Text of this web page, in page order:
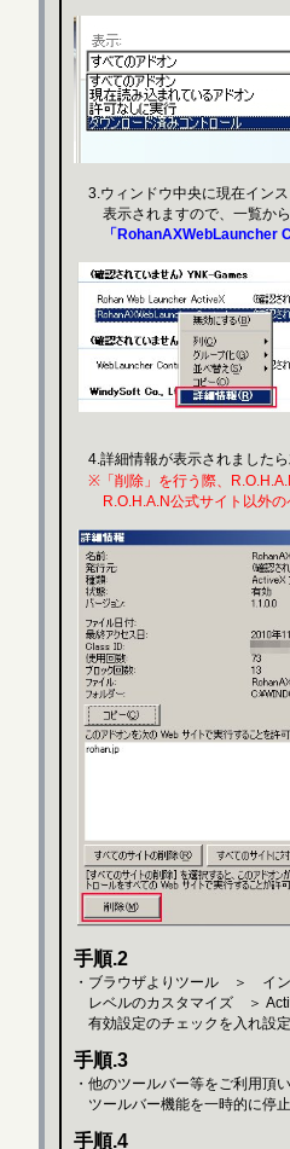
3.ウィンドウ中央に現在イン
表示されますので、一覧から
「RohanAXWebLauncher
4.詳細情報が表示されましたら
※「削除」を行う際、
R.O.H.A.N公式サイト以外の
手順.2
・ブラウザよりツール ＞ イ
レベルのカスタマイズ ＞
有効設定のチェックを入れ設定
手順.3
・他のツールバー等をご利用頂
ツールバー機能を一時的に停止
手順.4